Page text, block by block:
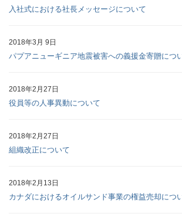
入社式における社長メッセージについて
2018年3月 9日
パプアニューギニア地震被害への義援金寄贈につ
2018年2月27日
役員等の人事異動について
2018年2月27日
組織改正について
2018年2月13日
カナダにおけるオイルサンド事業の権益売却につ